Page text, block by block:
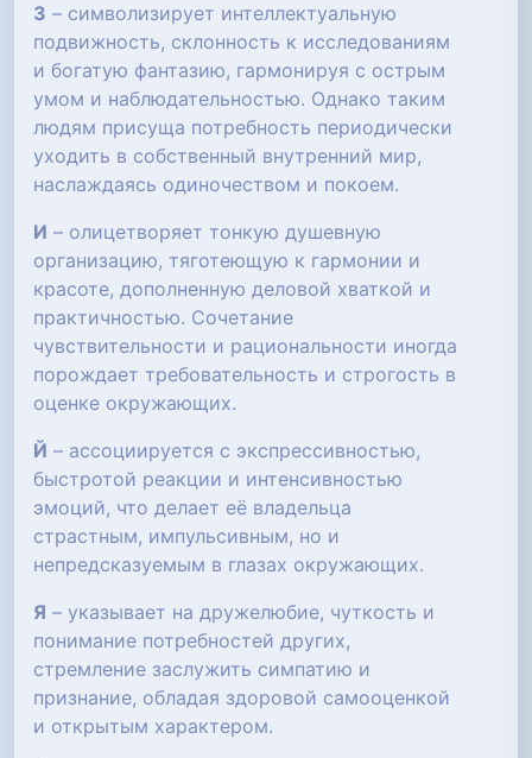
З – символизирует интеллектуальную
подвижность, склонность к исследованиям
и богатую фантазию, гармонируя с острым
умом и наблюдательностью. Однако таким
людям присуща потребность периодически
уходить в собственный внутренний мир,
наслаждаясь одиночеством и покоем.
И – олицетворяет тонкую душевную
организацию, тяготеющую к гармонии и
красоте, дополненную деловой хваткой и
практичностью. Сочетание
чувствительности и рациональности иногда
порождает требовательность и строгость в
оценке окружающих.
Й – ассоциируется с экспрессивностью,
быстротой реакции и интенсивностью
эмоций, что делает её владельца
страстным, импульсивным, но и
непредсказуемым в глазах окружающих.
Я – указывает на дружелюбие, чуткость и
понимание потребностей других,
стремление заслужить симпатию и
признание, обладая здоровой самооценкой
и открытым характером.